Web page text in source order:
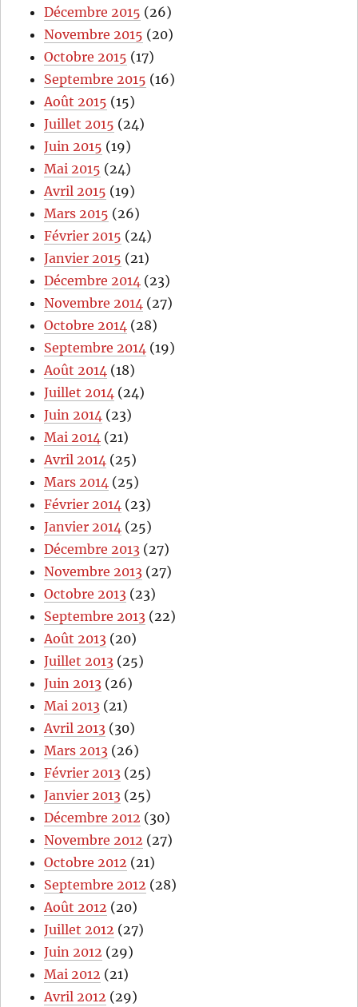
Décembre 2015 (26)
Novembre 2015 (20)
Octobre 2015 (17)
Septembre 2015 (16)
Août 2015 (15)
Juillet 2015 (24)
Juin 2015 (19)
Mai 2015 (24)
Avril 2015 (19)
Mars 2015 (26)
Février 2015 (24)
Janvier 2015 (21)
Décembre 2014 (23)
Novembre 2014 (27)
Octobre 2014 (28)
Septembre 2014 (19)
Août 2014 (18)
Juillet 2014 (24)
Juin 2014 (23)
Mai 2014 (21)
Avril 2014 (25)
Mars 2014 (25)
Février 2014 (23)
Janvier 2014 (25)
Décembre 2013 (27)
Novembre 2013 (27)
Octobre 2013 (23)
Septembre 2013 (22)
Août 2013 (20)
Juillet 2013 (25)
Juin 2013 (26)
Mai 2013 (21)
Avril 2013 (30)
Mars 2013 (26)
Février 2013 (25)
Janvier 2013 (25)
Décembre 2012 (30)
Novembre 2012 (27)
Octobre 2012 (21)
Septembre 2012 (28)
Août 2012 (20)
Juillet 2012 (27)
Juin 2012 (29)
Mai 2012 (21)
Avril 2012 (29)